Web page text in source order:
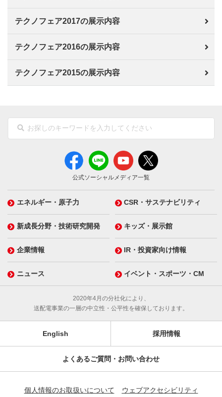
テクノフェア2017の展示内容
テクノフェア2016の展示内容
テクノフェア2015の展示内容
公式ソーシャルメディア一覧
エネルギー・原子力 CSR・サステナビリティ
新成長分野・技術研究開発 キッズ・展示館
企業情報 IR・投資家向け情報
ニュース イベント・スポーツ・CM
2020年4月の分社化により、
送配電事業の一層の中立性・公平性を確保しております。
English 採用情報
よくあるご質問・お問い合わせ
個人情報のお取扱いについて ウェブアクセシビリティ